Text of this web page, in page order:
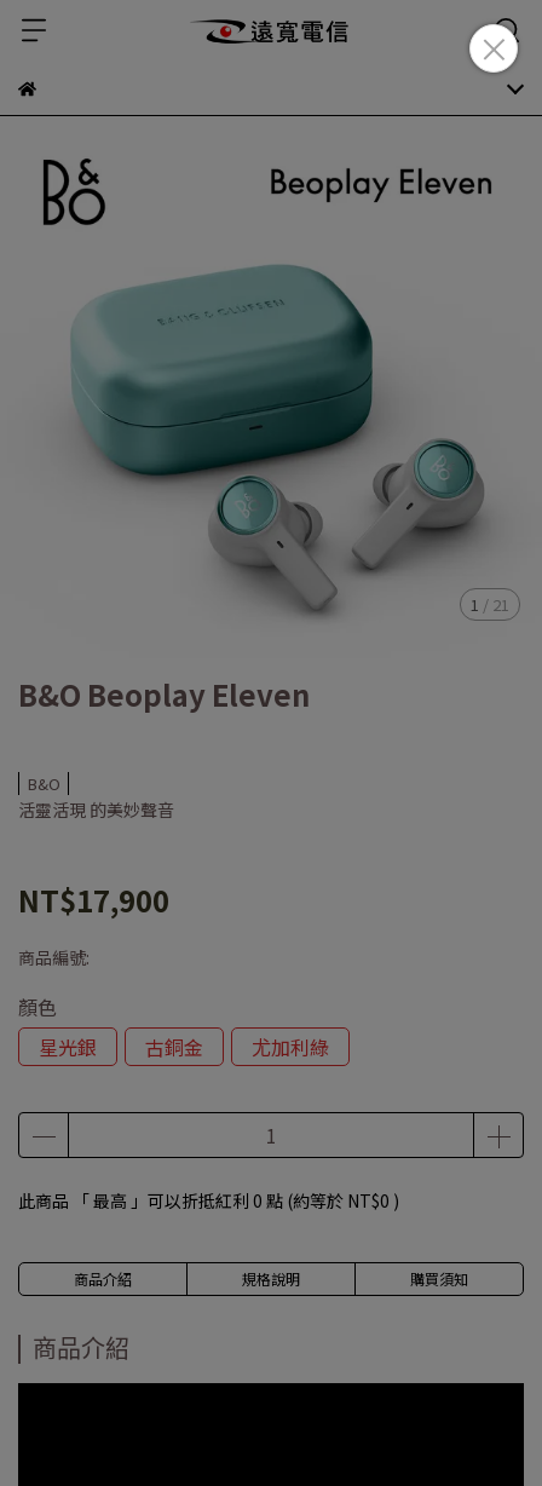
1 / 21
B&O Beoplay Eleven
B&O
活靈活現 的美妙聲音
NT$17,900
商品編號:
顏色
星光銀
古銅金 尤加利綠
此商品 「 最高 」可以折抵紅利 0 點 (約等於 NT$0 )
商品介紹 規格說明 購買須知
商品介紹